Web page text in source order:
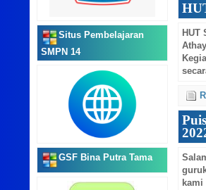
Situs Pembelajaran
SMPN 14
GSF Bina Putra Tama
HUT